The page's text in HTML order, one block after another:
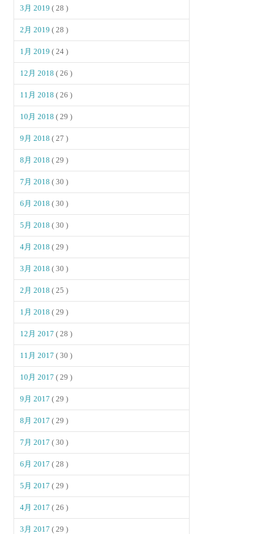
3月 2019( 28 )
2月 2019( 28 )
1月 2019( 24 )
12月 2018( 26 )
11月 2018( 26 )
10月 2018( 29 )
9月 2018( 27 )
8月 2018( 29 )
7月 2018( 30 )
6月 2018( 30 )
5月 2018( 30 )
4月 2018( 29 )
3月 2018( 30 )
2月 2018( 25 )
1月 2018( 29 )
12月 2017( 28 )
11月 2017( 30 )
10月 2017( 29 )
9月 2017( 29 )
8月 2017( 29 )
7月 2017( 30 )
6月 2017( 28 )
5月 2017( 29 )
4月 2017( 26 )
3月 2017( 29 )